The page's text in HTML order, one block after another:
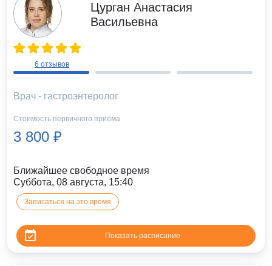
6 отзывов
Цурган Анастасия
Васильевна
Врач - гастроэнтеролог
Стоимость первичного приёма
3 800 ₽
Ближайшее свободное время
Суббота, 08 августа, 15:40
Записаться на это время
Показать расписание